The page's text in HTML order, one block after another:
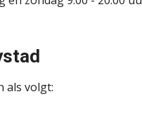
als volgt: